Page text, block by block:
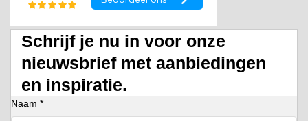
Schrijf je nu in voor onze
nieuwsbrief met aanbiedingen
en inspiratie.
Naam *